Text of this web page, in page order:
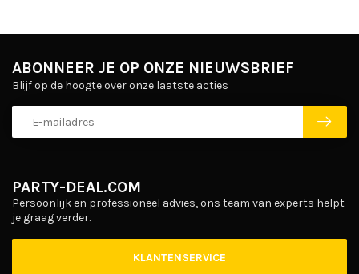
PARTY-DEAL.COM
Persoonlijk en professioneel advies, ons team van experts helpt
je graag verder.
KLANTENSERVICE
ABONNEER JE OP ONZE NIEUWSBRIEF
Blijf op de hoogte over onze laatste acties